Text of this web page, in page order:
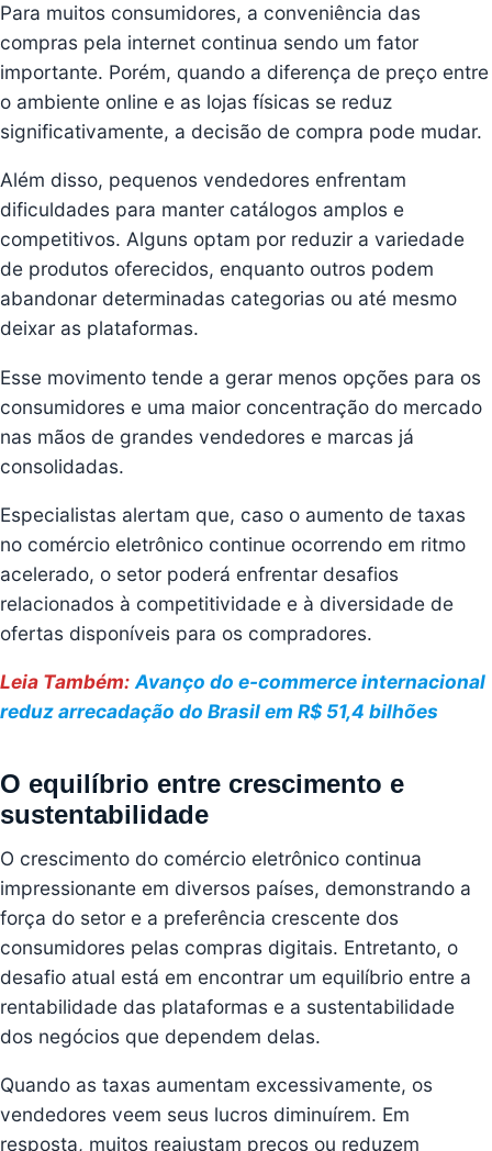
Para muitos consumidores, a conveniência das
compras pela internet continua sendo um fator
importante. Porém, quando a diferença de preço entre
o ambiente online e as lojas físicas se reduz
significativamente, a decisão de compra pode mudar.
Além disso, pequenos vendedores enfrentam
dificuldades para manter catálogos amplos e
competitivos. Alguns optam por reduzir a variedade
de produtos oferecidos, enquanto outros podem
abandonar determinadas categorias ou até mesmo
deixar as plataformas.
Esse movimento tende a gerar menos opções para os
consumidores e uma maior concentração do mercado
nas mãos de grandes vendedores e marcas já
consolidadas.
Especialistas alertam que, caso o aumento de taxas
no comércio eletrônico continue ocorrendo em ritmo
acelerado, o setor poderá enfrentar desafios
relacionados à competitividade e à diversidade de
ofertas disponíveis para os compradores.
Leia Também: Avanço do e-commerce internacional
reduz arrecadação do Brasil em R$ 51,4 bilhões
O equilíbrio entre crescimento e
sustentabilidade
O crescimento do comércio eletrônico continua
impressionante em diversos países, demonstrando a
força do setor e a preferência crescente dos
consumidores pelas compras digitais. Entretanto, o
desafio atual está em encontrar um equilíbrio entre a
rentabilidade das plataformas e a sustentabilidade
dos negócios que dependem delas.
Quando as taxas aumentam excessivamente, os
vendedores veem seus lucros diminuírem. Em
resposta, muitos reajustam preços ou reduzem